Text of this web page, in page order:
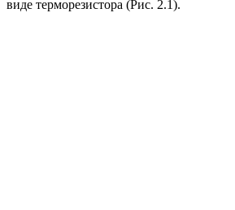
виде терморезистора (Рис. 2.1).